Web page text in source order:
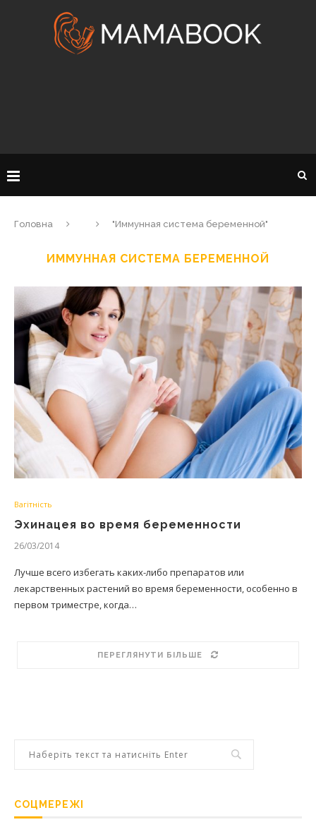
Головна "Иммунная система беременной"
ИММУННАЯ СИСТЕМА БЕРЕМЕННОЙ
Вагітність
Эхинацея во время беременности
26/03/2014
Лучше всего избегать каких-либо препаратов или
лекарственных растений во время беременности, особенно в
первом триместре, когда…
ПЕРЕГЛЯНУТИ БІЛЬШЕ
СОЦМЕРЕЖІ